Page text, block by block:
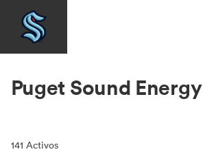
Puget Sound Energy
141 Activos